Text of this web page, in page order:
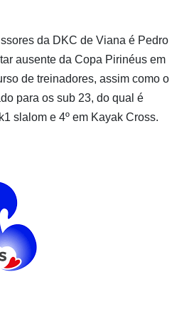
da DKC de Viana é Pedro
ausente da Copa Pirinéus em
de treinadores, assim como o
para os sub 23, do qual é
slalom e 4º em Kayak Cross.